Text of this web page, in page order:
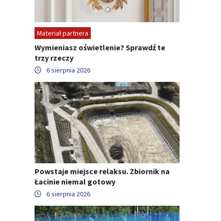
Materiał partnera
Wymieniasz oświetlenie? Sprawdź te
trzy rzeczy
6 sierpnia 2026
Powstaje miejsce relaksu. Zbiornik na
Łacinie niemal gotowy
6 sierpnia 2026